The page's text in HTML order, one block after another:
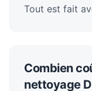
Tout est fait
Combien
nettoyage